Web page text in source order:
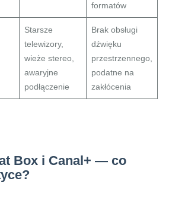
formatów
Starsze
telewizory,
wieże stereo,
awaryjne
podłączenie
Brak obsługi
dźwięku
przestrzennego,
podatne na
zakłócenia
Box i Canal+ — co